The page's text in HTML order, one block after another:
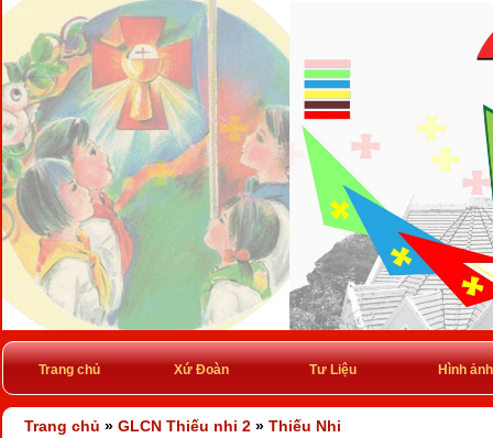
Trang chủ Xứ Đoàn Tư Liệu Hình ảnh
Trang chủ » GLCN Thiếu nhi 2 » Thiếu Nhi